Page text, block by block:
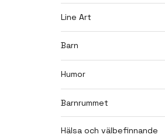
Line Art
Barn
Humor
Barnrummet
Hälsa och välbefinnande